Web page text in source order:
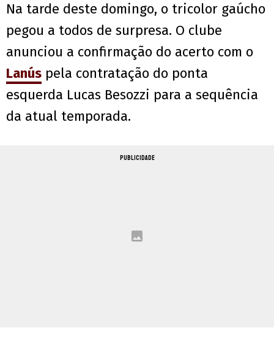
Na tarde deste domingo, o tricolor gaúcho
pegou a todos de surpresa. O clube
anunciou a confirmação do acerto com o
Lanús pela contratação do ponta
esquerda Lucas Besozzi para a sequência
da atual temporada.
PUBLICIDADE